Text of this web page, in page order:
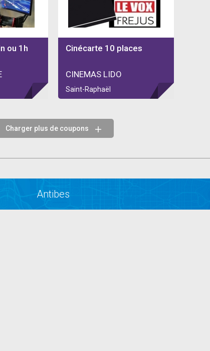
ou 1h
Cinécarte 10 places
CINEMAS LIDO
Saint-Raphaël
Charger plus de coupons
Antibes